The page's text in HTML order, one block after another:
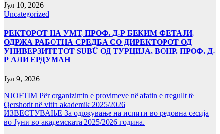
Јул 10, 2026
Uncategorized
РЕКТОРОТ НА УМТ, ПРОФ. Д-Р БЕКИМ ФЕТАЈИ,
ОДРЖА РАБОТНА СРЕДБА СО ДИРЕКТОРОТ ОД
УНИВЕРЗИТЕТОТ SUBÜ ОД ТУРЦИЈА, ВОНР. ПРОФ. Д-
Р АЛИ ЕРДУМАН
Јул 9, 2026
NJOFTIM Për organizimin e provimeve në afatin e rregullt të
Qershorit në vitin akademik 2025/2026
ИЗВЕСТУВАЊЕ За одржување на испити во редовна сесија
во Јуни во академската 2025/2026 година.